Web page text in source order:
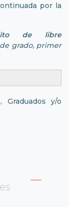
por la
de libre
grado, primer
y/o